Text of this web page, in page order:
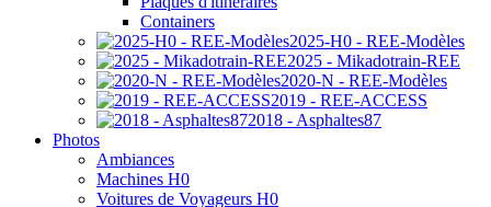
Containers
2025-H0 - REE-Modèles
2025 - Mikadotrain-REE
2020-N - REE-Modèles
2019 - REE-ACCESS
2018 - Asphaltes87
Photos
Ambiances
Machines H0
Voitures de Voyageurs H0